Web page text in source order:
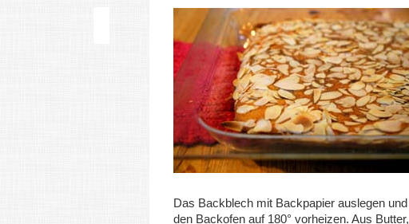
Das Backblech mit Backpapier auslegen und
den Backofen auf 180° vorheizen. Aus Butter,